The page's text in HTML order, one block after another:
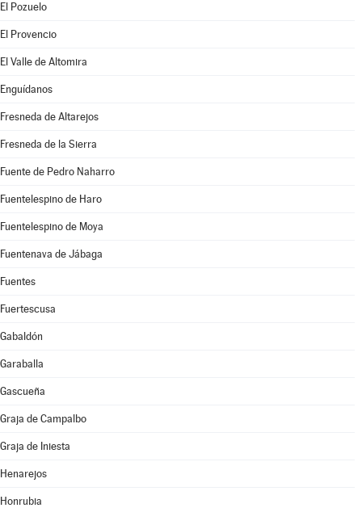
El Pozuelo
El Provencio
El Valle de Altomira
Enguídanos
Fresneda de Altarejos
Fresneda de la Sierra
Fuente de Pedro Naharro
Fuentelespino de Haro
Fuentelespino de Moya
Fuentenava de Jábaga
Fuentes
Fuertescusa
Gabaldón
Garaballa
Gascueña
Graja de Campalbo
Graja de Iniesta
Henarejos
Honrubia